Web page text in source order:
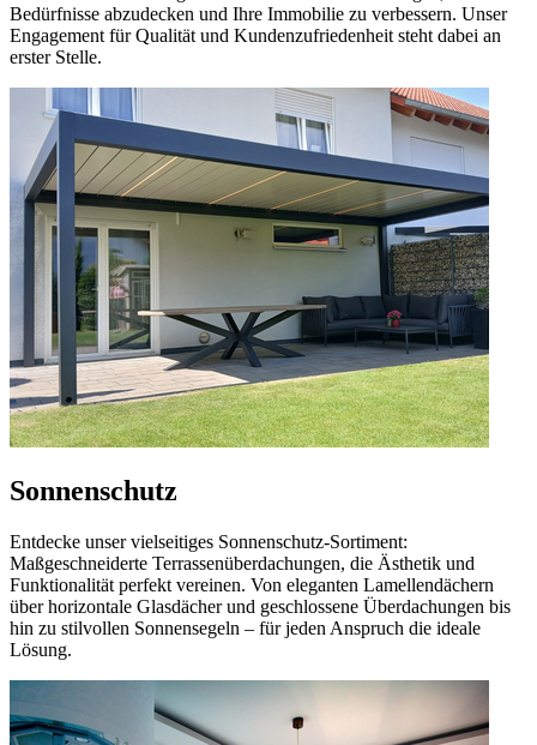
Bedürfnisse abzudecken und Ihre Immobilie zu verbessern. Unser
Engagement für Qualität und Kundenzufriedenheit steht dabei an
erster Stelle.
Sonnenschutz
Entdecke unser vielseitiges Sonnenschutz-Sortiment:
Maßgeschneiderte Terrassenüberdachungen, die Ästhetik und
Funktionalität perfekt vereinen. Von eleganten Lamellendächern
über horizontale Glasdächer und geschlossene Überdachungen bis
hin zu stilvollen Sonnensegeln – für jeden Anspruch die ideale
Lösung.